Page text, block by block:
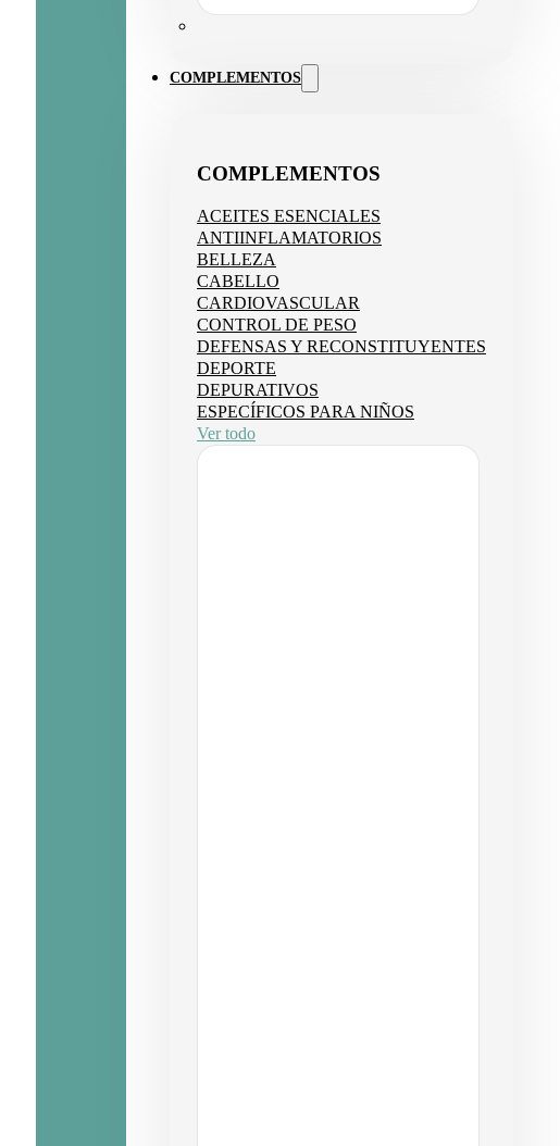
COMPLEMENTOS
COMPLEMENTOS
ACEITES ESENCIALES
ANTIINFLAMATORIOS
BELLEZA
CABELLO
CARDIOVASCULAR
CONTROL DE PESO
DEFENSAS Y RECONSTITUYENTES
DEPORTE
DEPURATIVOS
ESPECÍFICOS PARA NIÑOS
Ver todo